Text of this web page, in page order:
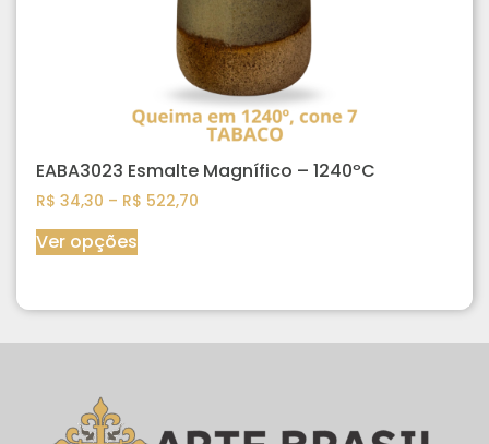
EABA3023 Esmalte Magnífico – 1240ºC
R$ 34,30 – R$ 522,70
Ver opções